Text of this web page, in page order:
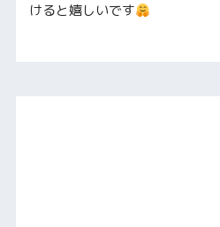
けると嬉しいです